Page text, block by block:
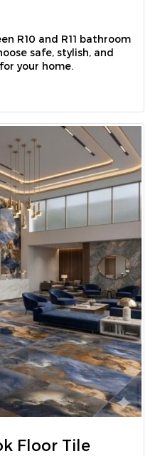
R10 and R11 bathroom
safe, stylish, and
your home.
Floor Tile